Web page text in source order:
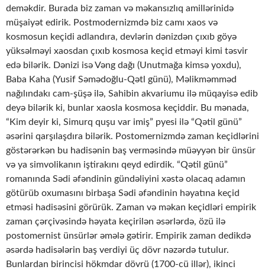
deməkdir. Burada biz zaman və məkansızlıq amillərinidə
müşaiyət edirik. Postmodernizmdə biz camı xaos və
kosmosun keçidi adlandıra, devlərin dənizdən çıxıb göyə
yüksəlməyi xaosdan çıxıb kosmosa keçid etməyi kimi təsvir
edə bilərik. Dənizi isə Vəng dağı (Unutmağa kimsə yoxdu),
Baba Kaha (Yusif Səmədoğlu-Qətl günü), Məlikməmməd
nağılındakı cam-şüşə ilə, Sahibin akvariumu ilə müqayisə edib
deyə bilərik ki, bunlar xaosla kosmosa keçiddir. Bu mənada,
“Kim deyir ki, Simurq quşu var imiş” pyesi ilə “Qətil günü”
əsərini qarşılaşdıra bilərik. Postomernizmdə zaman keçidlərini
göstərərkən bu hadisənin baş verməsində müəyyən bir ünsür
və ya simvolikanın iştirakını qeyd edirdik. “Qətil günü”
romanında Sədi əfəndinin gündəliyini xəstə olacaq adamın
götürüb oxumasını birbaşa Sədi əfəndinin həyatına keçid
etməsi hadisəsini görürük. Zaman və məkan keçidləri empirik
zaman çərçivəsində həyata keçirilən əsərlərdə, özü ilə
postomernist ünsürlər əmələ gətirir. Empirik zaman dedikdə
əsərdə hadisələrin baş verdiyi üç dövr nəzərdə tutulur.
Bunlardan birincisi hökmdar dövrü (1700-cü illər), ikinci